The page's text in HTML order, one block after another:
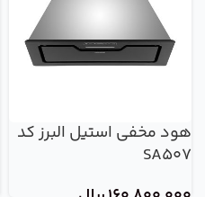
هود مخفی استیل البرز کد
SA507